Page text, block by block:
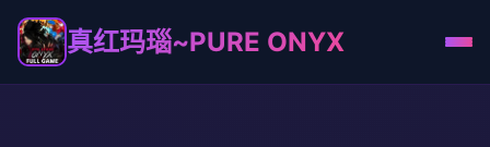
真红玛瑙~PURE ONYX